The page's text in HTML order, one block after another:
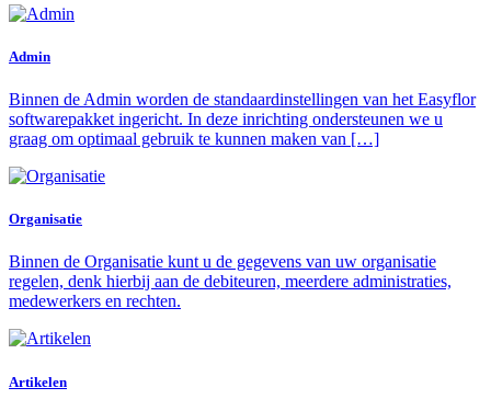
Admin
Binnen de Admin worden de standaardinstellingen van het Easyflor
softwarepakket ingericht. In deze inrichting ondersteunen we u
graag om optimaal gebruik te kunnen maken van […]
Organisatie
Binnen de Organisatie kunt u de gegevens van uw organisatie
regelen, denk hierbij aan de debiteuren, meerdere administraties,
medewerkers en rechten.
Artikelen